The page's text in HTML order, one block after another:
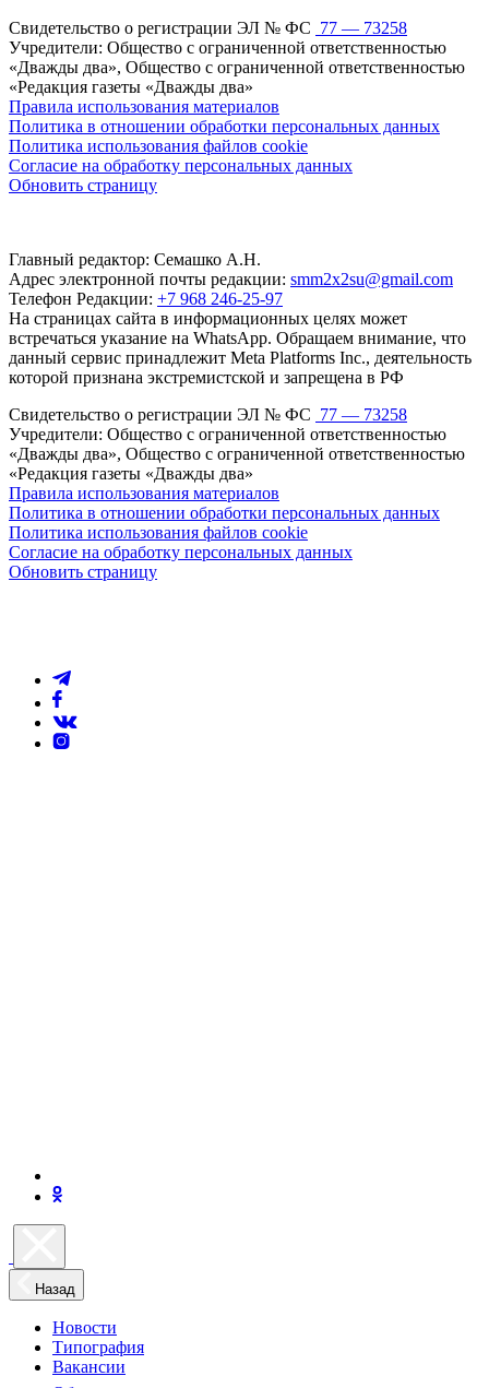
Свидетельство о регистрации ЭЛ № ФС 77 — 73258
Учредители: Общество с ограниченной ответственностью
«Дважды два», Общество с ограниченной ответственностью
«Редакция газеты «Дважды два»
Правила использования материалов
Политика в отношении обработки персональных данных
Политика использования файлов cookie
Согласие на обработку персональных данных
Обновить страницу
Главный редактор: Семашко А.Н.
Адрес электронной почты редакции: smm2x2su@gmail.com
Телефон Редакции: +7 968 246-25-97
На страницах сайта в информационных целях может
встречаться указание на WhatsApp. Обращаем внимание, что
данный сервис принадлежит Meta Platforms Inc., деятельность
которой признана экстремистской и запрещена в РФ
Свидетельство о регистрации ЭЛ № ФС 77 — 73258
Учредители: Общество с ограниченной ответственностью
«Дважды два», Общество с ограниченной ответственностью
«Редакция газеты «Дважды два»
Правила использования материалов
Политика в отношении обработки персональных данных
Политика использования файлов cookie
Согласие на обработку персональных данных
Обновить страницу
Назад
Новости
Типография
Вакансии